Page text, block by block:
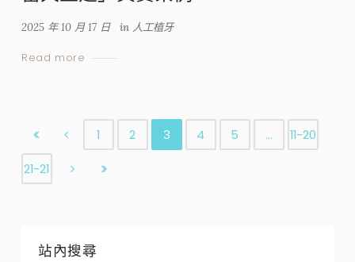
2025 年 10 月 17 日 in 人工植牙
Read more
1 2 3 4 5 … 11-20
21-21
站內搜尋